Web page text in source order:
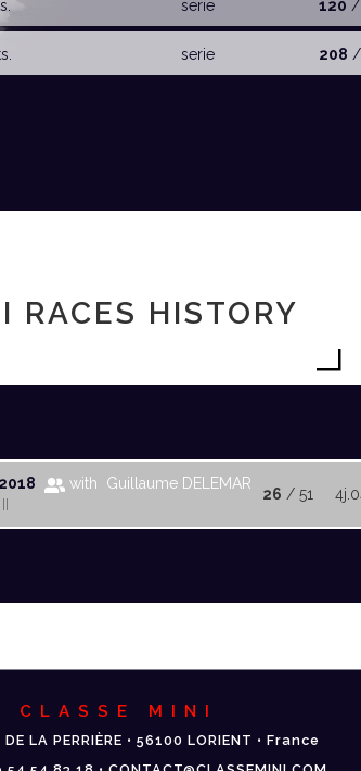
serie 120 /
serie 208 /
RACES HISTORY
with Guillaume DELEMAR
26 / 51
CLASSE MINI
DE LA PERRIÈRE • 56100 LORIENT • France